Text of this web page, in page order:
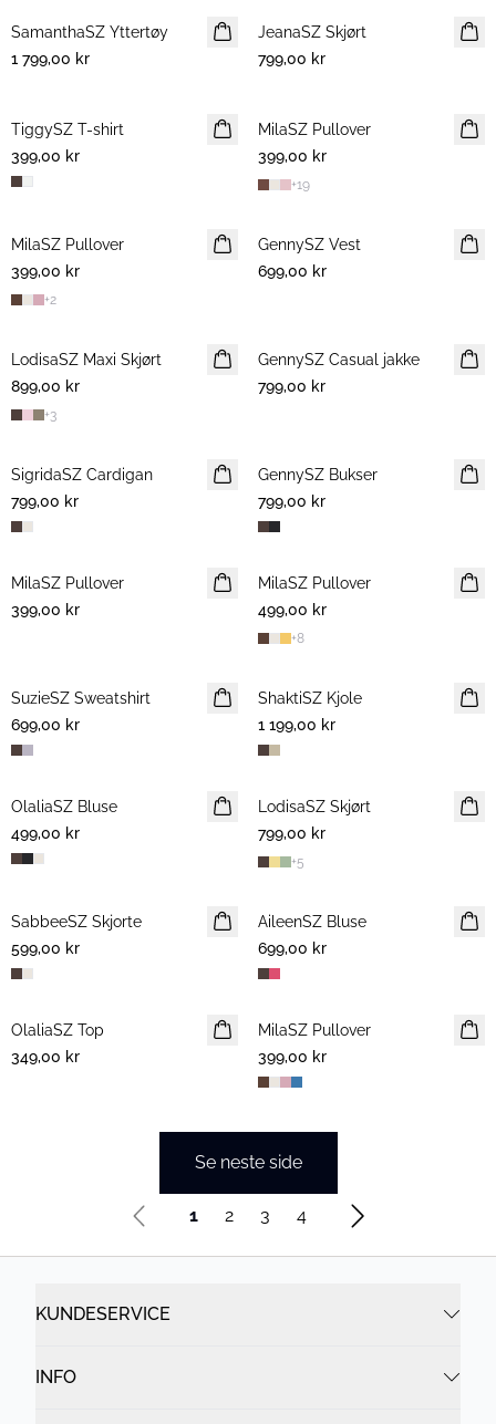
NYHET
SamanthaSZ Yttertøy
1 799,00 kr
NYHET
JeanaSZ Skjørt
799,00 kr
NYHET
TiggySZ T-shirt
399,00 kr
NYHET
MilaSZ Pullover
399,00 kr
+19
NYHET
2 FOR 700 NOK
MilaSZ Pullover
399,00 kr
+2
NYHET
GennySZ Vest
699,00 kr
NYHET
LodisaSZ Maxi Skjørt
899,00 kr
+3
NYHET
GennySZ Casual jakke
799,00 kr
NYHET
SigridaSZ Cardigan
799,00 kr
NYHET
GennySZ Bukser
799,00 kr
NYHET
2 FOR 700 NOK
MilaSZ Pullover
399,00 kr
NYHET
2 FOR 700 NOK
MilaSZ Pullover
499,00 kr
+8
NYHET
SuzieSZ Sweatshirt
699,00 kr
NYHET
ShaktiSZ Kjole
1 199,00 kr
NYHET
OlaliaSZ Bluse
499,00 kr
NYHET
LodisaSZ Skjørt
799,00 kr
+5
NYHET
SabbeeSZ Skjorte
599,00 kr
NYHET
AileenSZ Bluse
699,00 kr
NYHET
OlaliaSZ Top
349,00 kr
NYHET
2 FOR 700 NOK
MilaSZ Pullover
399,00 kr
Se neste side
1 2 3 4
KUNDESERVICE
INFO